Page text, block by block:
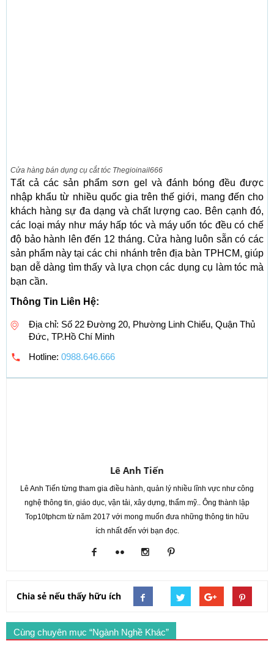
Cửa hàng bán dụng cụ cắt tóc Thegioinail666
Tất cả các sản phẩm sơn gel và đánh bóng đều được
nhập khẩu từ nhiều quốc gia trên thế giới, mang đến cho
khách hàng sự đa dạng và chất lượng cao. Bên cạnh đó,
các loại máy như máy hấp tóc và máy uốn tóc đều có chế
độ bảo hành lên đến 12 tháng. Cửa hàng luôn sẵn có các
sản phẩm này tại các chi nhánh trên địa bàn TPHCM, giúp
bạn dễ dàng tìm thấy và lựa chọn các dụng cụ làm tóc mà
bạn cần.
Thông Tin Liên Hệ:
Địa chỉ: Số 22 Đường 20, Phường Linh Chiểu, Quận Thủ
Đức, TP.Hồ Chí Minh
Hotline: 0988.646.666
Lê Anh Tiến
Lê Anh Tiến từng tham gia điều hành, quản lý nhiều lĩnh vực như công
nghệ thông tin, giáo dục, vận tải, xây dựng, thẩm mỹ.. Ông thành lập
Top10tphcm từ năm 2017 với mong muốn đưa những thông tin hữu
ích nhất đến với bạn đọc.
Chia sẻ nếu thấy hữu ích
Cùng chuyên mục “Ngành Nghề Khác”